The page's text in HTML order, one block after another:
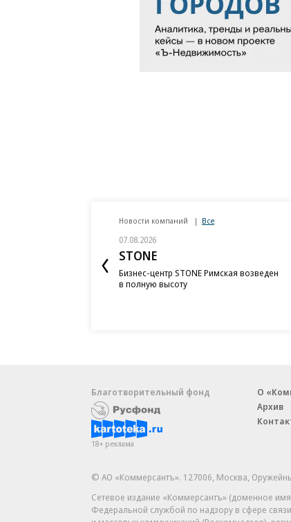
Новости компаний Все
07.08.2026
STONE
Бизнес-центр STONE Римская возведен
в полную высоту
Благотворительный фонд
18+ реклама
О
Архив
© АО «Коммерсантъ». 127006, Москва,
Сетевое издание «Коммерсантъ» (доменное
Федеральной службой по надзору в сфере